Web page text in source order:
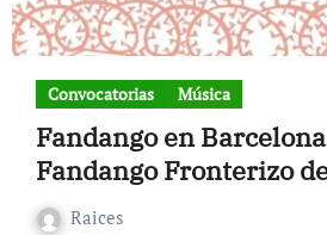
Convocatorias Música
Fandango en
Fandango Fronterizo
Raices